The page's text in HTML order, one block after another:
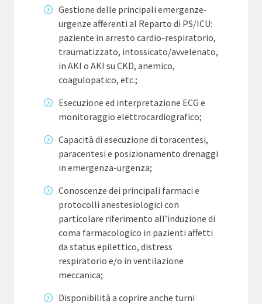
Gestione delle principali emergenze-
urgenze afferenti al Reparto di PS/ICU:
paziente in arresto cardio-respiratorio,
traumatizzato, intossicato/avvelenato,
in AKI o AKI su CKD, anemico,
coagulopatico, etc.;
Esecuzione ed interpretazione ECG e
monitoraggio elettrocardiografico;
Capacità di esecuzione di toracentesi,
paracentesi e posizionamento drenaggi
in emergenza-urgenza;
Conoscenze dei principali farmaci e
protocolli anestesiologici con
particolare riferimento all’induzione di
coma farmacologico in pazienti affetti
da status epilettico, distress
respiratorio e/o in ventilazione
meccanica;
Disponibilità a coprire anche turni